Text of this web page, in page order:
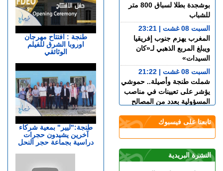
طنجة : افتتاح مهرجان
اوروبا الشرق للفيلم
الوثائقي
طنجة:"ليير" بمعية شركاء
آخرين يشيدون حجرات
دراسية بجماعة حجر النحل
بوشجدة بطلا لسباق 800 متر
للشباب
السبت 08 غشت | 23:21
المغرب يهزم جنوب إفريقيا
ويبلغ المربع الذهبي لـ«كان
السيدات»
السبت 08 غشت | 21:22
شملت طنجة وأصيلة.. حموشي
يؤشر على تعيينات في مناصب
المسؤولية بعدد من المصالح
السبت 08 غشت | 19:48
سوسيداد
تابعنا على فيسبوك
النشرة البريدية